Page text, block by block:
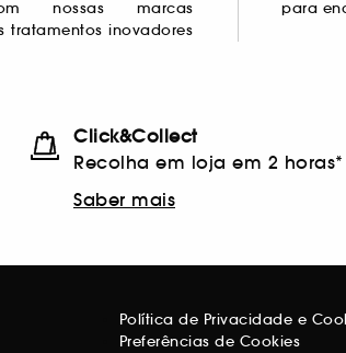
para
Click&Collect
Recolha em loja em 2 horas*
Saber mais
Política de Privacidade e
Preferências de Cookies